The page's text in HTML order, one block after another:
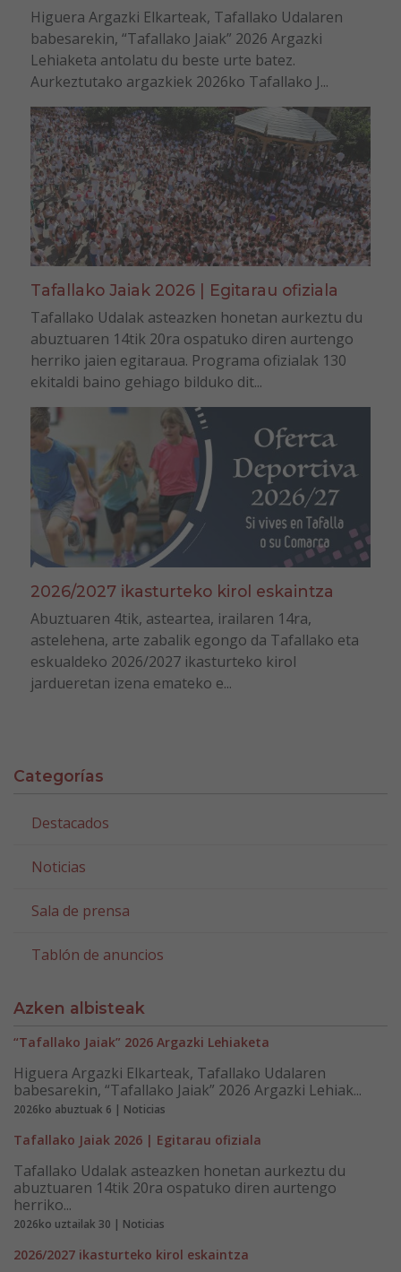
Higuera Argazki Elkarteak, Tafallako Udalaren
babesarekin, “Tafallako Jaiak” 2026 Argazki
Lehiaketa antolatu du beste urte batez.
Aurkeztutako argazkiek 2026ko Tafallako J...
Tafallako Jaiak 2026 | Egitarau ofiziala
Tafallako Udalak asteazken honetan aurkeztu du
abuztuaren 14tik 20ra ospatuko diren aurtengo
herriko jaien egitaraua. Programa ofizialak 130
ekitaldi baino gehiago bilduko dit...
2026/2027 ikasturteko kirol eskaintza
Abuztuaren 4tik, asteartea, irailaren 14ra,
astelehena, arte zabalik egongo da Tafallako eta
eskualdeko 2026/2027 ikasturteko kirol
jardueretan izena emateko e...
Categorías
Destacados
Noticias
Sala de prensa
Tablón de anuncios
Azken albisteak
“Tafallako Jaiak” 2026 Argazki Lehiaketa
Higuera Argazki Elkarteak, Tafallako Udalaren
babesarekin, “Tafallako Jaiak” 2026 Argazki Lehiak...
2026ko abuztuak 6 | Noticias
Tafallako Jaiak 2026 | Egitarau ofiziala
Tafallako Udalak asteazken honetan aurkeztu du
abuztuaren 14tik 20ra ospatuko diren aurtengo
herriko...
2026ko uztailak 30 | Noticias
2026/2027 ikasturteko kirol eskaintza